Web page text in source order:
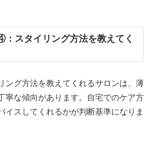
スタイリング方法を教えてく
ング方法を教えてくれるサロンは、薄
寧な傾向があります。自宅でのケア方
イスしてくれるかが判断基準になりま